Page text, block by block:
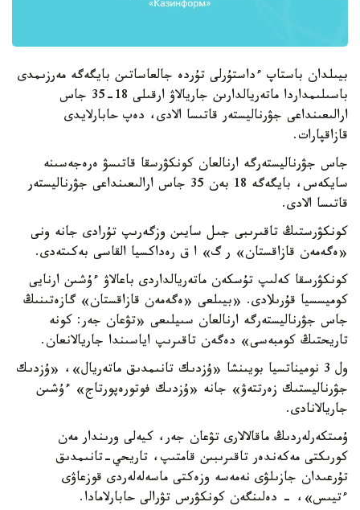
بيىلدان باستاپ ءداستۇرلى تۇردە جالعاساتىن بايگەگە مەرزىمدى
باسىلىمداردا ماتەريالدارىن جاريالاۋ ارقىلى 18-35 جاس
ارالىعىنداعى جۋرناليستەر قاتىسا الادى، دەپ حابارلايدى
قازاقپارات.
جاس جۋرناليستەرگە ارنالعان كونكۋرسقا قاتىسۋ ەرەجەسىنە
سايكەس، بايگەگە 18 بەن 35 جاس ارالىعىنداعى جۋرناليستەر
قاتىسا الادى.
كونكۋرستىڭ تاقىرىبى جىل سايىن وزگەرىپ تۇرادى جانە ونى
«ەگەمەن قازاقستان» ر گ» ا ق رەداكسيا القاسى بەكىتەدى.
كونكۋرسقا كەلىپ تۇسكەن ماتەريالداردى باعالاۋ ءۇشىن ارنايى
كوميسسيا قۇرىلادى. «بيىلعى «ەگەمەن قازاقستان» گازەتىنىڭ
جاس جۋرناليستەرگە ارنالعان سىيلىعى «تۋعان جەر: كونە
تاريحتىڭ كومبەسى» دەگەن تاقىرىپ اياسىندا جاريالانعان.
ول 3 نوميناتسيا بويىنشا «ۇزدىك تانىمدىق ماتەريال»، «ۇزدىك
جۋرناليستىك زەرتتەۋ» جانە «ۇزدىك فوتورەپورتاج» ءۇشىن
جاريالانادى.
ۇمىتكەرلەردىڭ ماقالالارى تۋعان جەر، كيەلى ورىندار مەن
كورىكتى مەكەندەر تاقىرىبىن قامتىپ، تاريحي-تانىمدىق
تۇرعىدان جازىلۋى نەمەسە وزەكتى ماسەلەلەردى قوزعاۋى
ءتيىس»، - دەلىنگەن كونكۋرس تۋرالى حابارلامادا.